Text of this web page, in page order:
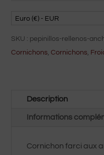
Euro (€) - EUR
SKU : pepinillos-rellenos-
Cornichons,Cornichons,
Description
Informations
Cornichon farci aux